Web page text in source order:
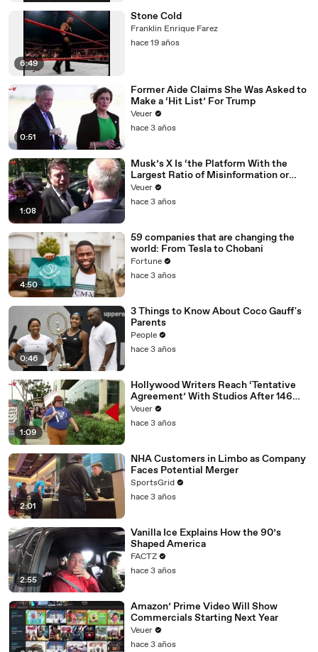
6:49
Stone Cold
Franklin Enrique Farez
hace 19 años
0:51
Former Aide Claims She Was Asked to
Make a ‘Hit List’ For Trump
Veuer
hace 3 años
1:08
Musk’s X Is ‘the Platform With the
Largest Ratio of Misinformation or
Disinformation’ Amongst All Social
Media Platforms
Veuer
hace 3 años
4:50
59 companies that are changing the
world: From Tesla to Chobani
Fortune
hace 3 años
0:46
3 Things to Know About Coco Gauff's
Parents
People
hace 3 años
1:09
Hollywood Writers Reach ‘Tentative
Agreement’ With Studios After 146
Day Strike
Veuer
hace 3 años
2:01
NHA Customers in Limbo as Company
Faces Potential Merger
SportsGrid
hace 3 años
2:55
Vanilla Ice Explains How the 90’s
Shaped America
FACTZ
hace 3 años
Amazon’ Prime Video Will Show
Commercials Starting Next Year
Veuer
hace 3 años